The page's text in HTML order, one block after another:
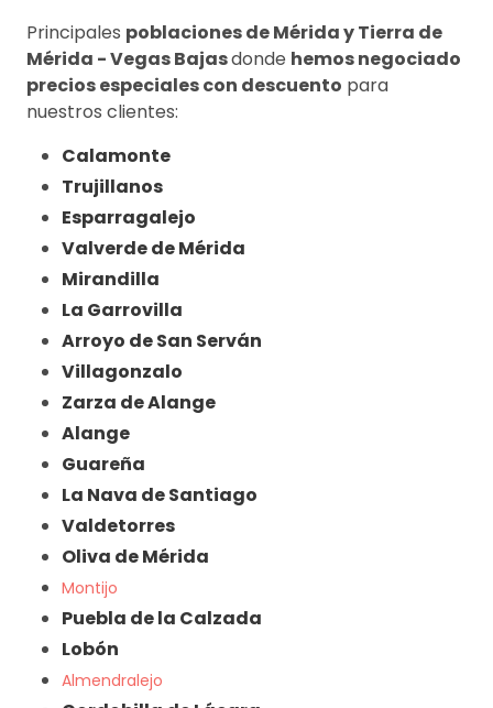
Principales poblaciones de Mérida y Tierra de
Mérida - Vegas Bajasdonde hemos negociado
precios especiales con descuento para
nuestros clientes:
Calamonte
Trujillanos
Esparragalejo
Valverde de Mérida
Mirandilla
La Garrovilla
Arroyo de San Serván
Villagonzalo
Zarza de Alange
Alange
Guareña
La Nava de Santiago
Valdetorres
Oliva de Mérida
Montijo
Puebla de la Calzada
Lobón
Almendralejo